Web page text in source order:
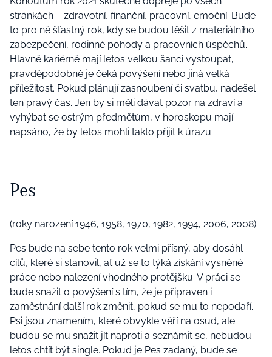
stránkách – zdravotní, finanční, pracovní, emoční. Bude
to pro ně šťastný rok, kdy se budou těšit z materiálního
zabezpečení, rodinné pohody a pracovních úspěchů.
Hlavně kariérně mají letos velkou šanci vystoupat,
pravděpodobně je čeká povýšení nebo jiná velká
příležitost. Pokud plánují zasnoubení či svatbu, nadešel
ten pravý čas. Jen by si měli dávat pozor na zdraví a
vyhýbat se ostrým předmětům, v horoskopu mají
napsáno, že by letos mohli takto přijít k úrazu.
Pes
(roky narození 1946, 1958, 1970, 1982, 1994, 2006, 2008)
Pes bude na sebe tento rok velmi přísný, aby dosáhl
cílů, které si stanovil, ať už se to týká získání vysněné
práce nebo nalezení vhodného protějšku. V práci se
bude snažit o povýšení s tím, že je připraven i
zaměstnání další rok změnit, pokud se mu to nepodaří.
Psi jsou znamením, které obvykle věří na osud, ale
budou se mu snažit jít naproti a seznámit se, nebudou
letos chtít být single. Pokud je Pes zadaný, bude se